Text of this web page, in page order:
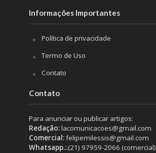
Informações Importantes
Política de privacidade
Termo de Uso
Contato
Contato
Para anunciar ou publicar artigos:
Redação:lacomunicacoes@gmail.com
Comercial:felipemilessis@gmail.com
Whatsapp.:.(21) 97959-2066 (comercial)